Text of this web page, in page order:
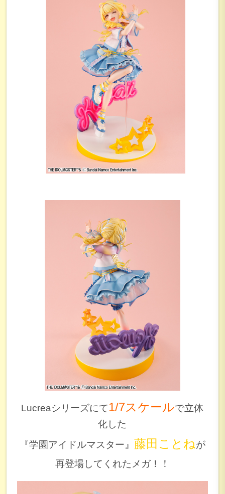
Lucreaシリーズにて1/7スケールで立体
化した
『学園アイドルマスター』 藤田ことねが
再登場してくれたメガ！！